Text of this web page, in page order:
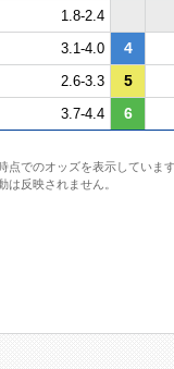
1.8-2.4
3.1-4.0
4
2.6-3.3
5
3.7-4.4 6
点でのオッズを表示していま
は反映されません。